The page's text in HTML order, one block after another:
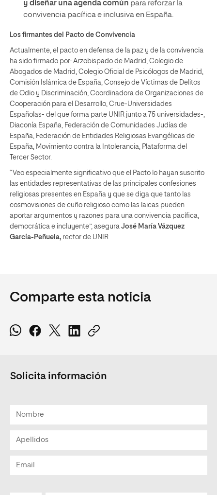
y diseñar una agenda común para reforzar la
convivencia pacífica e inclusiva en España.
Los firmantes del Pacto de Convivencia
Actualmente, el pacto en defensa de la paz y de la convivencia
ha sido firmado por: Arzobispado de Madrid, Colegio de
Abogados de Madrid, Colegio Oficial de Psicólogos de Madrid,
Comisión Islámica de España, Consejo de Víctimas de Delitos
de Odio y Discriminación, Coordinadora de Organizaciones de
Cooperación para el Desarrollo, Crue-Universidades
Españolas- del que forma parte UNIR junto a 75 universidades-,
Diaconía España, Federación de Comunidades Judías de
España, Federación de Entidades Religiosas Evangélicas de
España, Movimiento contra la Intolerancia, Plataforma del
Tercer Sector.
“Veo especialmente significativo que el Pacto lo hayan suscrito
las entidades representativas de las principales confesiones
religiosas presentes en España y que se diga que tanto las
cosmovisiones de cuño religioso como las laicas pueden
aportar argumentos y razones para una convivencia pacífica,
democrática e incluyente”, asegura José María Vázquez
García-Peñuela, rector de UNIR.
Comparte esta noticia
Solicita información